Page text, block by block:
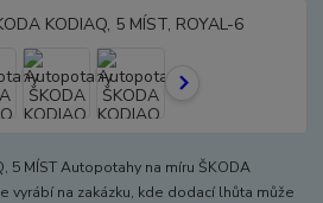
5 MÍST Autopotahy na míru ŠKODA
vyrábí na zakázku, kde dodací lhůta může